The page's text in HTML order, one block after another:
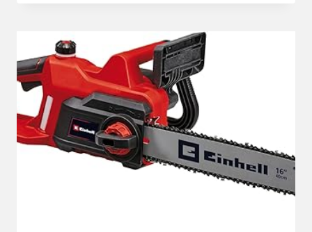
(1800
W,
GEWICHT:
4,3
KG,
KETTENGESCHWINDIGKEIT: